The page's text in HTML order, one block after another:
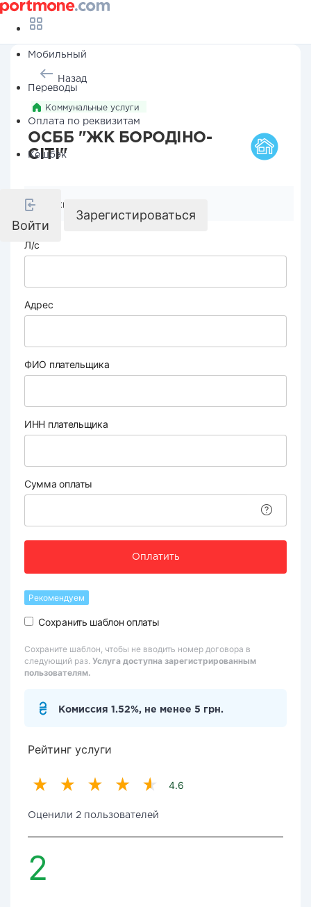
Мобильный
Переводы
Оплата по реквизитам
Кешбэк
Войти
Зарегистироваться
Назад
Коммунальные услуги
ОСББ "ЖК БОРОДІНО-
СІТІ"
Реквизиты компании
Л/с
Адрес
ФИО плательщика
ИНН плательщика
Сумма оплаты
Оплатить
Рекомендуем
Сохранить шаблон оплаты
Сохраните шаблон, чтобы не вводить номер договора в
следующий раз. Услуга доступна зарегистрированным
пользователям.
Комиссия 1.52%, не менее 5 грн.
Рейтинг услуги
4.6
Оценили 2 пользователей
2